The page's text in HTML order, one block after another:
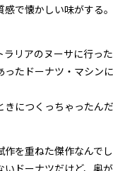
で懐かしい味がする。
ラリアのヌーサに行った
ったドーナツ・マシン
きにつくっちゃったんだ
作を重ねた傑作なんでし